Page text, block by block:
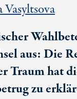
Vasyltsova
aus: Die
Traum hat
zu